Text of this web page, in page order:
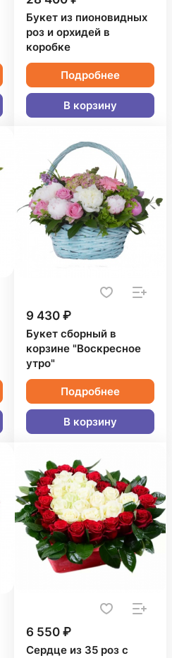
Букет из пионовидных
роз и орхидей в
коробке
Подробнее
В корзину
9 430 ₽
Букет сборный в
корзине "Воскресное
утро"
Подробнее
В корзину
6 550 ₽
Сердце из 35 роз с